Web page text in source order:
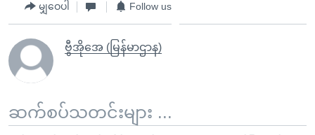
မျှဝေပါ Follow us
ဗွီအိုအေ (မြန်မာဌာန)
ဆက်စပ်သတင်းများ ...